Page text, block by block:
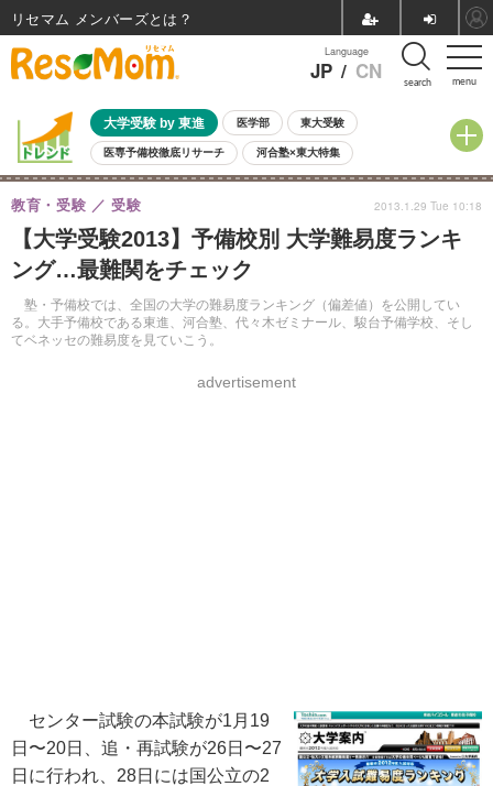
menu
Language
JP / CN search
大学受験 by 東進 医学部 東大受験
医専予備校徹底リサーチ 河合塾×東大特集
親子で考える大学選び 高校受験 中学受験 小学校受験
共通テスト 夏休み
8月開催イベント・WS 全国公立高校 過去問 人気記事
自由研究教材（小学生向け） 自由研究教材（中学生向け）
【大学受験2013】予備校別 大学難易度ランキ
ング…最難関をチェック
塾・予備校では、全国の大学の難易度ランキング（偏差値）を公開してい
る。大手予備校である東進、河合塾、代々木ゼミナール、駿台予備学校、そし
てベネッセの難易度を見ていこう。
教育・受験 受験
advertisement
2013.1.29 Tue 10:18
センター試験の本試験が1月19
日〜20日、追・再試験が26日〜27
日に行われ、28日には国公立の2
リセマム メンバーズ